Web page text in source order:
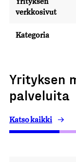
verkkosivut
Kategoria
Yrityksen
palveluita
Katso kaikki